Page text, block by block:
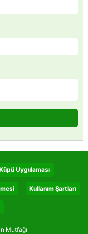
Uygulaması
Kullanım Şartları
Mutfağı